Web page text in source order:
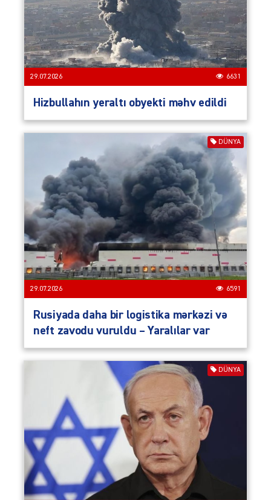
29.07.2026 6631
Hizbullahın yeraltı obyekti məhv edildi
DÜNYA
29.07.2026 6591
Rusiyada daha bir logistika mərkəzi və
neft zavodu vuruldu – Yaralılar var
DÜNYA